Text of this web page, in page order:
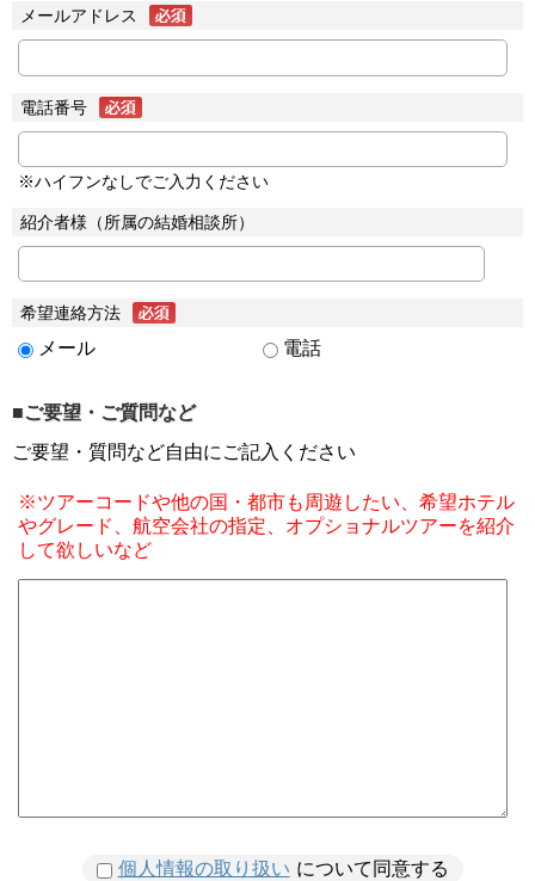
メールアドレス
電話番号
※ハイフンなしでご入力ください
紹介者様（所属の結婚相談所）
希望連絡方法
メール 電話
■ご要望・ご質問など
ご要望・質問など自由にご記入ください
※ツアーコードや他の国・都市も周遊したい、希望ホテル
やグレード、航空会社の指定、オプショナルツアーを紹介
して欲しいなど
個人情報の取り扱い について同意する